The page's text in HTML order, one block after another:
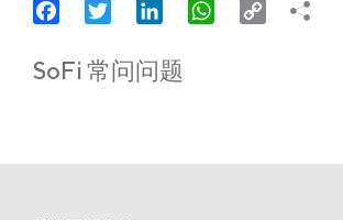
FacebookTwitter LinkedInWhatsApp
Copy
SoFi 常问问题